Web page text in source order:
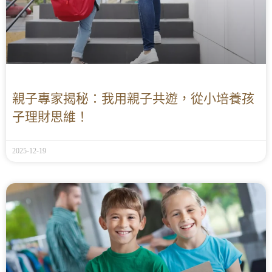
親子專家揭秘：我用親子共遊，從小培養孩
子理財思維！
2025-12-19